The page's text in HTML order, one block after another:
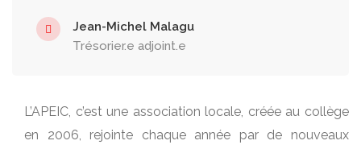
Jean-Michel Malagu
Trésorier.e adjoint.e
L’APEIC, c’est une association locale, créée au collège
en 2006, rejointe chaque année par de nouveaux